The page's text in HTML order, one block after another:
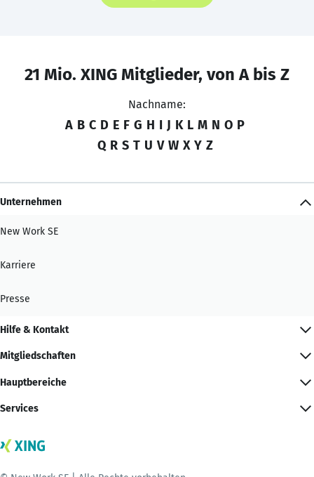
21 Mio. XING Mitglieder, von A bis Z
Nachname:
A B C D E F G H I J K L M N O P
Q R S T U V W X Y Z
Unternehmen
New Work SE
Karriere
Presse
Hilfe & Kontakt
Mitgliedschaften
Hauptbereiche
Services